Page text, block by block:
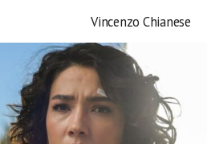
Vincenzo Chianese